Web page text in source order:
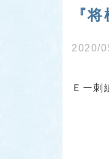
『
2020/
Ｅー刺